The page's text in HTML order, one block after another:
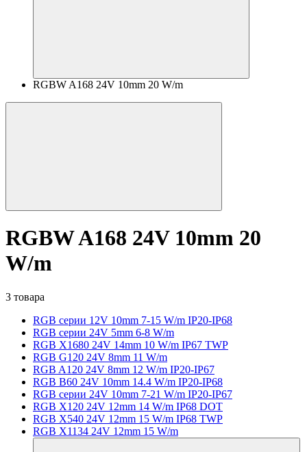
RGBW A168 24V 10mm 20 W/m
RGBW A168 24V 10mm 20
W/m
3 товара
RGB серии 12V 10mm 7-15 W/m IP20-IP68
RGB серии 24V 5mm 6-8 W/m
RGB X1680 24V 14mm 10 W/m IP67 TWP
RGB G120 24V 8mm 11 W/m
RGB A120 24V 8mm 12 W/m IP20-IP67
RGB B60 24V 10mm 14.4 W/m IP20-IP68
RGB серии 24V 10mm 7-21 W/m IP20-IP67
RGB X120 24V 12mm 14 W/m IP68 DOT
RGB X540 24V 12mm 15 W/m IP68 TWP
RGB X1134 24V 12mm 15 W/m